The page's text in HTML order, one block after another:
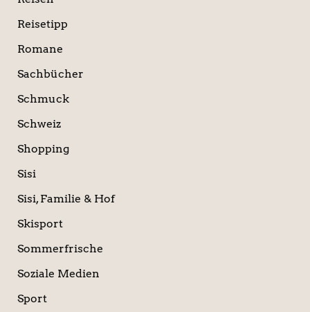
Reisetipp
Romane
Sachbücher
Schmuck
Schweiz
Shopping
Sisi
Sisi, Familie & Hof
Skisport
Sommerfrische
Soziale Medien
Sport